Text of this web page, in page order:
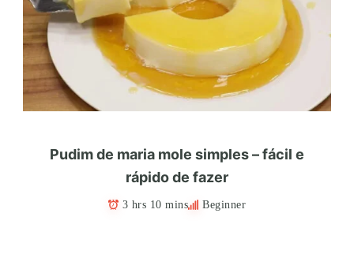
Pudim de maria mole simples – fácil e
rápido de fazer
3 hrs 10 mins Beginner